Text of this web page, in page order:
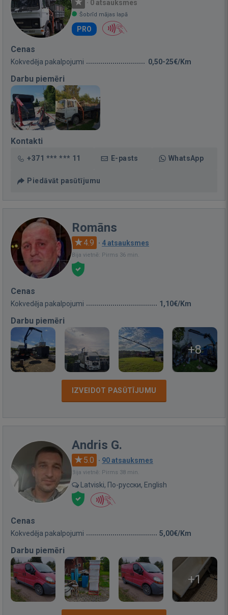
· 0 atsauksmes
Šobrīd mājas lapā
PRO
Cenas
Kokvedēja pakalpojumi 0,50-25€/Km
Darbu piemēri
Kontakti
+371 *** *** 11 E-pasts WhatsApp
Piedāvāt pasūtījumu
Romāns
4.9 · 4 atsauksmes
Bija vietnē: Pirms 36 min.
Cenas
Kokvedēja pakalpojumi 1,10€/Km
Darbu piemēri
+8
IZVEIDOT PASŪTĪJUMU
Andris G.
5.0 · 90 atsauksmes
Bija vietnē: Pirms 38 min.
Latviski, По-русски, English
Cenas
Kokvedēja pakalpojumi 5,00€/Km
Darbu piemēri
+1